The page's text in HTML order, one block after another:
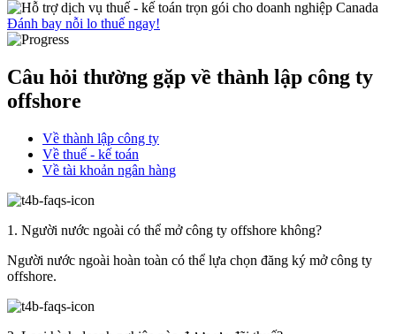
Đánh bay nỗi lo thuế ngay!
Câu hỏi thường gặp về thành lập công ty
offshore
Về thành lập công ty
Về thuế - kế toán
Về tài khoản ngân hàng
1. Người nước ngoài có thể mở công ty offshore không?
Người nước ngoài hoàn toàn có thể lựa chọn đăng ký mở công ty
offshore.